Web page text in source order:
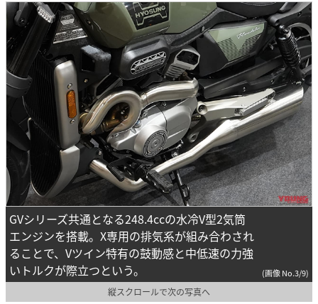
GVシリーズ共通となる248.4ccの水冷V型2気筒
エンジンを搭載。X専用の排気系が組み合わされ
ることで、Vツイン特有の鼓動感と中低速の力強
いトルクが際立つという。
(画像 No.3/9)
縦スクロールで次の写真へ